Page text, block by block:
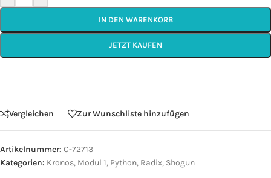
IN DEN WARENKORB
JETZT KAUFEN
Vergleichen Zur Wunschliste hinzufügen
Artikelnummer: C-72713
Kategorien: Kronos, Modul 1, Python, Radix, Shogun